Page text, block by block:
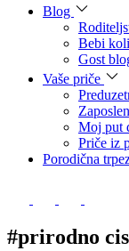
Blog
Bebi
Gost
Vaše priče
Moj put
Priče iz
Porodična
#prirodno